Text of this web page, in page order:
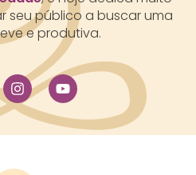
seu público a buscar uma
e produtiva.